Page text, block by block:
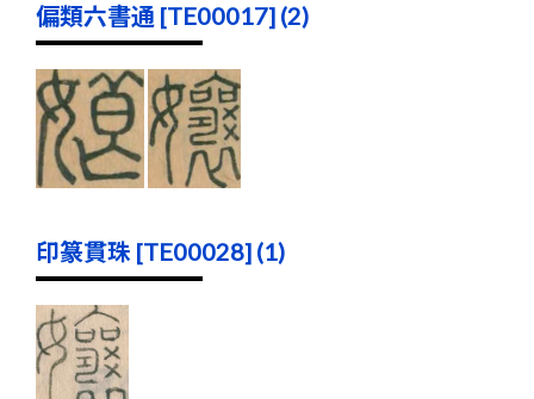
偏類六書通 [TE00017] (2)
印篆貫珠 [TE00028] (1)